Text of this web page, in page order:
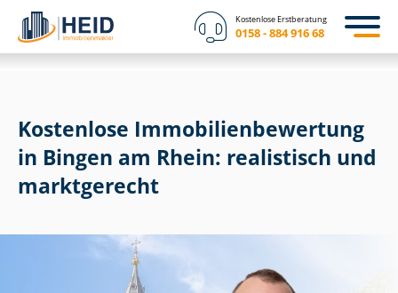
Kostenlose Erstberatung
0158 - 884 916 68
Kostenlose Im­mo­bi­li­en­be­wer­tung
in Bingen am Rhein: realistisch und
marktgerecht